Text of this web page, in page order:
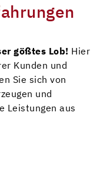
gößtes Lob! Hier
Kunden und
Sie sich von
und
Leistungen aus